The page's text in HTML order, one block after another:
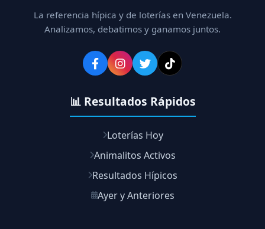
La referencia hípica y de loterías en Venezuela.
Analizamos, debatimos y ganamos juntos.
📊 Resultados Rápidos
Loterías Hoy
Animalitos Activos
Resultados Hípicos
Ayer y Anteriores